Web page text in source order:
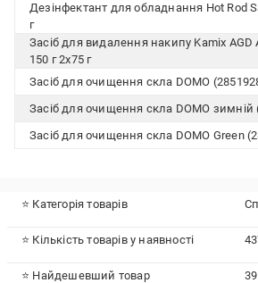
Дезінфектант для обладнання Hot Rod
г
Засіб для видалення накипу Kamix AGD
150 г 2x75 г
Засіб для очищення скла DOMO
Засіб для очищення скла DOMO зимній
Засіб для очищення скла DOMO Green
⭐ Категорія товарів
⭐ Кількість товарів у наявності
⭐ Найдешевший товар